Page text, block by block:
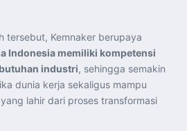
tersebut, Kemnaker berupaya
Indonesia memiliki kompetensi
industri, sehingga semakin
dunia kerja sekaligus mampu
lahir dari proses transformasi